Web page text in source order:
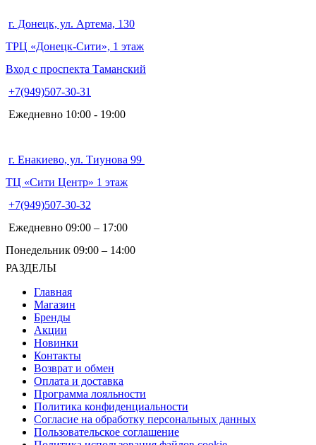
г. Донецк, ул. Артема, 130
ТРЦ «Донецк-Сити», 1 этаж
Вход с проспекта Таманский
+7(949)507-30-31
Ежедневно 10:00 - 19:00
г. Енакиево, ул. Тиунова 99
ТЦ «Сити Центр» 1 этаж
+7(949)507-30-32
Ежедневно 09:00 – 17:00
Понедельник 09:00 – 14:00
РАЗДЕЛЫ
Главная
Магазин
Бренды
Акции
Новинки
Контакты
Возврат и обмен
Оплата и доставка
Программа лояльности
Политика конфиденциальности
Согласие на обработку персональных данных
Пользовательское соглашение